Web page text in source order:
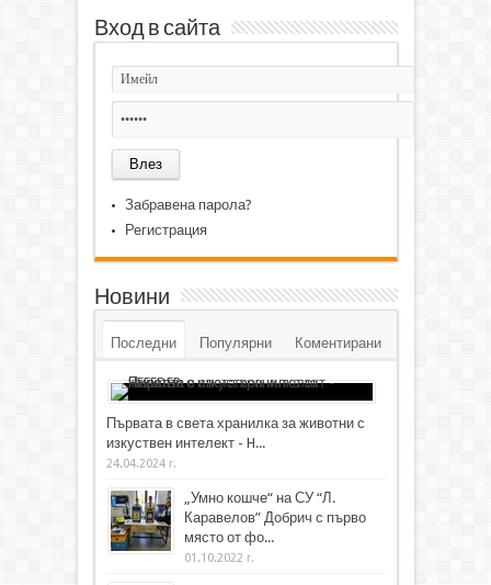
Вход в сайта
Забравена парола?
Регистрация
Новини
Последни Популярни Коментирани
Първата в света хранилка за животни с
изкуствен интелект - H...
24.04.2024 г.
„Умно кошче“ на СУ “Л.
Каравелов” Добрич с първо
място от фо...
01.10.2022 г.